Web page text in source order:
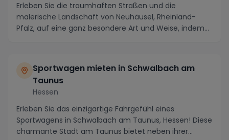
Erleben Sie die traumhaften Straßen und die
malerische Landschaft von Neuhäusel, Rheinland-
Pfalz, auf eine ganz besondere Art und Weise, indem
Sportwagen mieten in Schwalbach am
Taunus
Hessen
Erleben Sie das einzigartige Fahrgefühl eines
Sportwagens in Schwalbach am Taunus, Hessen! Diese
charmante Stadt am Taunus bietet neben ihrer